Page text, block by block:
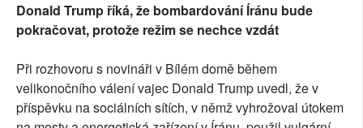
Donald Trump říká, že bombardování Íránu bude
pokračovat, protože režim se nechce vzdát
Při rozhovoru s novináři v Bílém domě během
velikonočního válení vajec Donald Trump uvedl, že v
příspěvku na sociálních sítích, v němž vyhrožoval útokem